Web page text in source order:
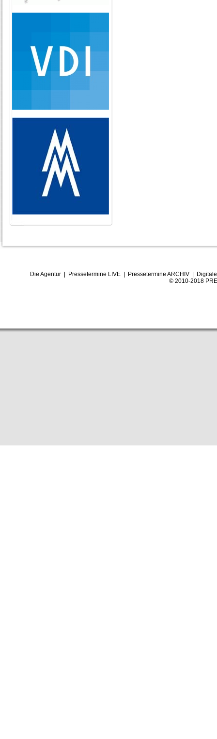
Die Agentur| Pressetermine LIVE| Pressetermine ARCHIV|
© 2010-2018